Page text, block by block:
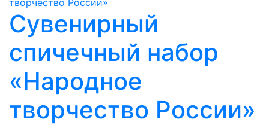
Сувенирный
спичечный набор
«Народное
творчество России»